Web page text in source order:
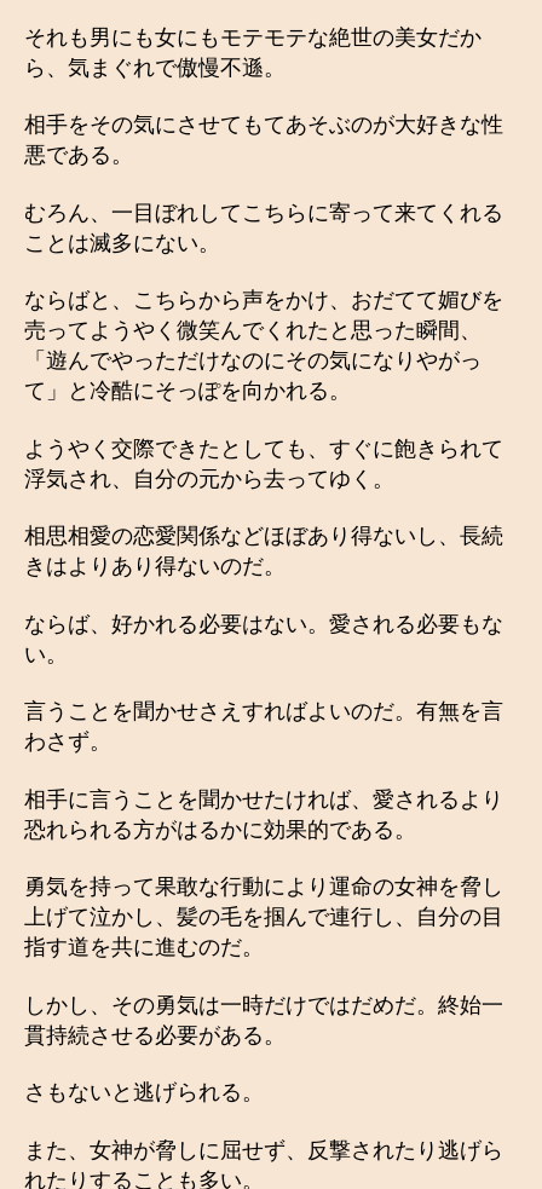
それも男にも女にもモテモテな絶世の美女だか
ら、気まぐれで傲慢不遜。
相手をその気にさせてもてあそぶのが大好きな性
悪である。
むろん、一目ぼれしてこちらに寄って来てくれる
ことは滅多にない。
ならばと、こちらから声をかけ、おだてて媚びを
売ってようやく微笑んでくれたと思った瞬間、
「遊んでやっただけなのにその気になりやがっ
て」と冷酷にそっぽを向かれる。
ようやく交際できたとしても、すぐに飽きられて
浮気され、自分の元から去ってゆく。
相思相愛の恋愛関係などほぼあり得ないし、長続
きはよりあり得ないのだ。
ならば、好かれる必要はない。愛される必要もな
い。
言うことを聞かせさえすればよいのだ。有無を言
わさず。
相手に言うことを聞かせたければ、愛されるより
恐れられる方がはるかに効果的である。
勇気を持って果敢な行動により運命の女神を脅し
上げて泣かし、髪の毛を掴んで連行し、自分の目
指す道を共に進むのだ。
しかし、その勇気は一時だけではだめだ。終始一
貫持続させる必要がある。
さもないと逃げられる。
また、女神が脅しに屈せず、反撃されたり逃げら
れたりすることも多い。